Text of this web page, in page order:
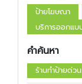
ป้ายโฆษณา
บริการออกแบ
คำค้นหา
ร้านทำป้ายด่ว